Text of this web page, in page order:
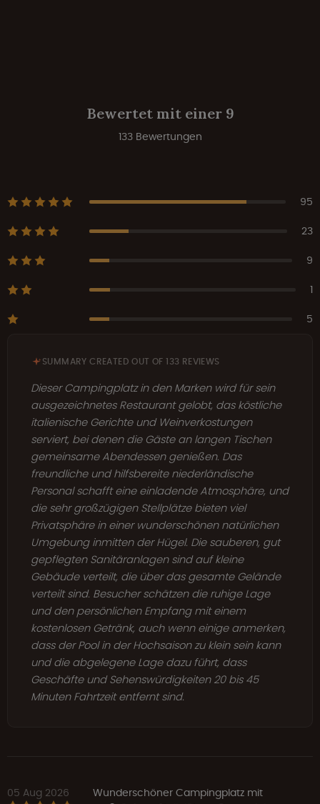
Bewertet mit einer 9
133 Bewertungen
95
23
9
1
5
SUMMARY CREATED OUT OF 133 REVIEWS
Dieser Campingplatz in den Marken wird für sein
ausgezeichnetes Restaurant gelobt, das köstliche
italienische Gerichte und Weinverkostungen
serviert, bei denen die Gäste an langen Tischen
gemeinsame Abendessen genießen. Das
freundliche und hilfsbereite niederländische
Personal schafft eine einladende Atmosphäre, und
die sehr großzügigen Stellplätze bieten viel
Privatsphäre in einer wunderschönen natürlichen
Umgebung inmitten der Hügel. Die sauberen, gut
gepflegten Sanitäranlagen sind auf kleine
Gebäude verteilt, die über das gesamte Gelände
verteilt sind. Besucher schätzen die ruhige Lage
und den persönlichen Empfang mit einem
kostenlosen Getränk, auch wenn einige anmerken,
dass der Pool in der Hochsaison zu klein sein kann
und die abgelegene Lage dazu führt, dass
Geschäfte und Sehenswürdigkeiten 20 bis 45
Minuten Fahrtzeit entfernt sind.
05 Aug 2026
Wunderschöner Campingplatz mit